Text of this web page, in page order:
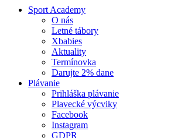
Sport Academy
O nás
Letné tábory
Xbabies
Aktuality
Termínovka
Darujte 2% dane
Plávanie
Prihláška plávanie
Plavecké výcviky
Facebook
Instagram
GDPR